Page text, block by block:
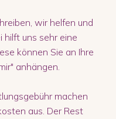
wir helfen und
hilft uns sehr eine
können Sie an Ihre
anhängen.
machen
aus. Der Rest